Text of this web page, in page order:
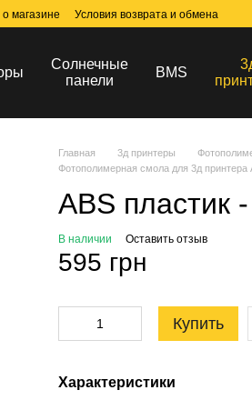
магазине Условия возврата и обмена
Солнечные
панели
BMS
Главная 3д принтеры
Фотополимерная смола для 3д принтера
ABS пластик
В наличии Оставить отзыв
595 грн
Купить
Характеристики